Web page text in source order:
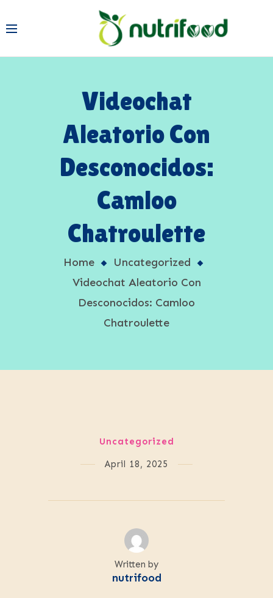
Videochat
Aleatorio Con
Desconocidos:
Camloo
Chatroulette
Home
Uncategorized
Videochat Aleatorio Con
Desconocidos: Camloo
Chatroulette
Uncategorized
April 18, 2025
Written by
nutrifood